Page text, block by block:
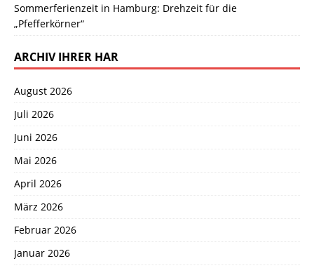
Sommerferienzeit in Hamburg: Drehzeit für die
„Pfefferkörner“
ARCHIV IHRER HAR
August 2026
Juli 2026
Juni 2026
Mai 2026
April 2026
März 2026
Februar 2026
Januar 2026